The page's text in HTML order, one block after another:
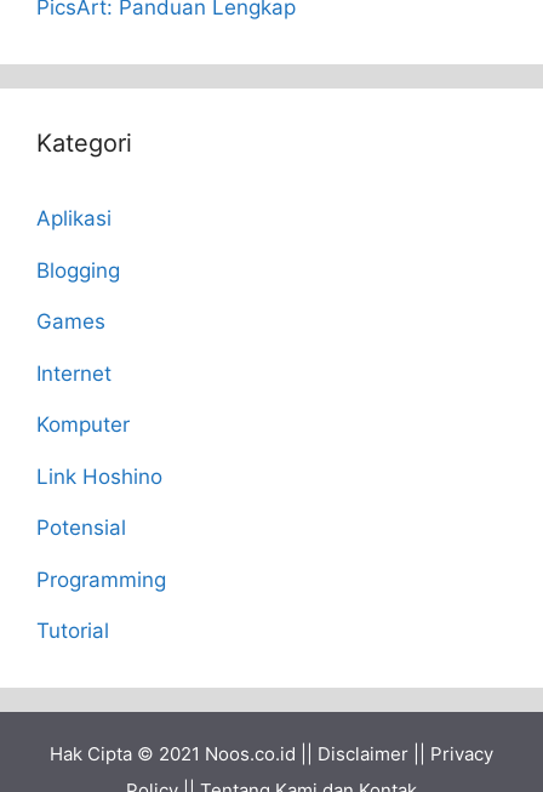
PicsArt: Panduan Lengkap
Kategori
Aplikasi
Blogging
Games
Internet
Komputer
Link Hoshino
Potensial
Programming
Tutorial
Hak Cipta © 2021 Noos.co.id Disclaimer
Privacy